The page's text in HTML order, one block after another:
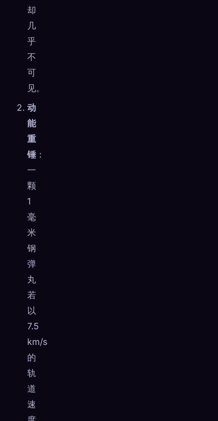
却
几
乎
不
可
见。
动
能
重
锤：
一
颗
1
毫
米
钢
弹
丸
若
以
7.5
km/s
的
轨
道
速